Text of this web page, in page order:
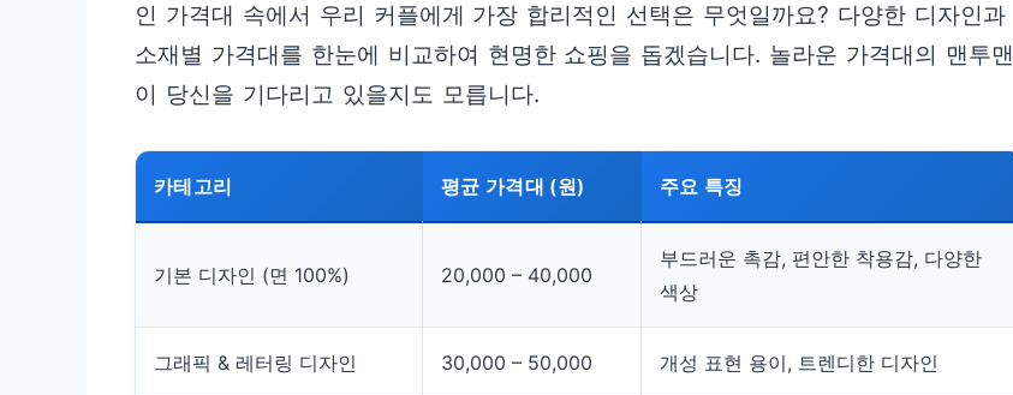
인 가격대 속에서 우리 커플에게 가장 합리적인 선택은 무엇일까요? 다양한 디자인과
소재별 가격대를 한눈에 비교하여 현명한 쇼핑을 돕겠습니다. 놀라운 가격대의 맨투맨
이 당신을 기다리고 있을지도 모릅니다.
카테고리 평균 가격대 (원) 주요 특징
기본 디자인 (면 100%) 20,000 – 40,000
부드러운 촉감, 편안한 착용감, 다양한
색상
그래픽 & 레터링 디자인 30,000 – 50,000 개성 표현 용이, 트렌디한 디자인